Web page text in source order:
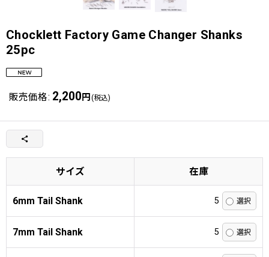
Chocklett Factory Game Changer Shanks
25pc
販売価格: 2,200 円 (税込)
サイズ 在庫
6mm Tail Shank 5
7mm Tail Shank 5